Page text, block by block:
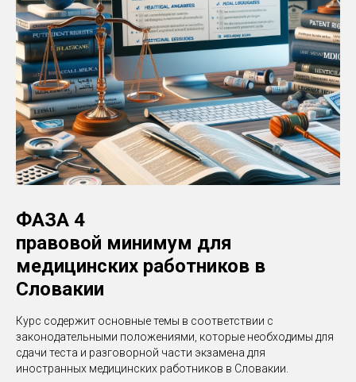
ФАЗА 4
правовой минимум для
медицинских работников в
Словакии
Курс содержит основные темы в соответствии с
законодательными положениями, которые необходимы для
сдачи теста и разговорной части экзамена для
иностранных медицинских работников в Словакии.